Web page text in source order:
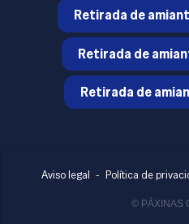
Retirada de
Retirada de
Retirada de
Aviso legal - Política de
© PÁXINAS